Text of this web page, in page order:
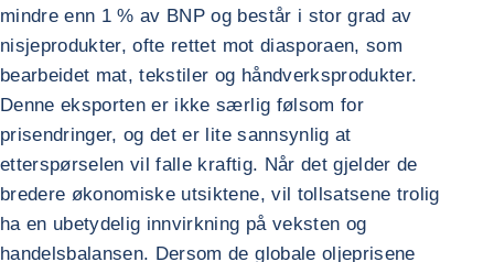
mindre enn 1 % av BNP og består i stor grad av
nisjeprodukter, ofte rettet mot diasporaen, som
bearbeidet mat, tekstiler og håndverksprodukter.
Denne eksporten er ikke særlig følsom for
prisendringer, og det er lite sannsynlig at
etterspørselen vil falle kraftig. Når det gjelder de
bredere økonomiske utsiktene, vil tollsatsene trolig
ha en ubetydelig innvirkning på veksten og
handelsbalansen. Dersom de globale oljeprisene